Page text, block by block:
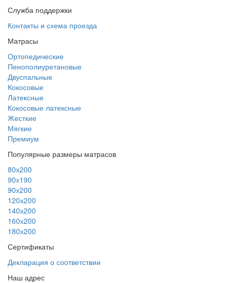
Служба поддержки
Контакты и схема проезда
Матрасы
Ортопедические
Пенополиуретановые
Двуспальные
Кокосовые
Латексные
Кокосовые латексные
Жесткие
Мягкие
Премиум
Популярные размеры матрасов
80х200
90х190
90х200
120х200
140х200
160х200
180х200
Сертификаты
Декларация о соответствии
Наш адрес